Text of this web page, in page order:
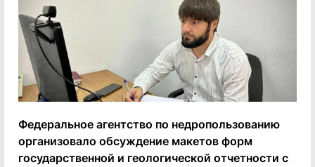
Федеральное агентство по недропользованию
организовало обсуждение макетов форм
государственной и геологической отчетности с